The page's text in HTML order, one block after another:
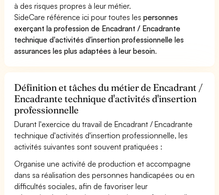
à des risques propres à leur métier.
SideCare référence ici pour toutes lespersonnes
exerçant la profession de Encadrant / Encadrante
technique d'activités d'insertion professionnelle les
assurances les plus adaptées à leur besoin.
Définition et tâches du métier de Encadrant /
Encadrante technique d'activités d'insertion
professionnelle
Durant l'exercice du travail de Encadrant / Encadrante
technique d'activités d'insertion professionnelle, les
activités suivantes sont souvent pratiquées :
Organise une activité de production et accompagne
dans sa réalisation des personnes handicapées ou en
difficultés sociales, afin de favoriser leur